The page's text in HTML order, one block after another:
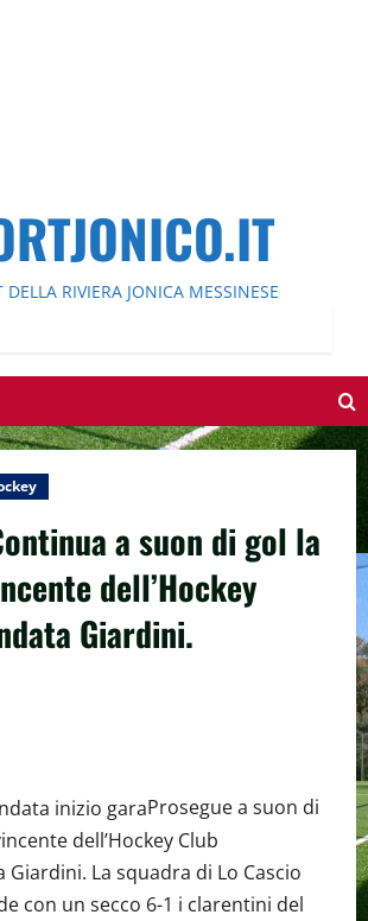
DELLA RIVIERA JONICA MESSINESE
a suon di gol la
dell’Hockey
Giardini.
Prosegue a suon di
dell’Hockey Club
Giardini. La squadra di Lo Cascio
con un secco 6-1 i clarentini del